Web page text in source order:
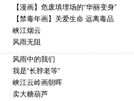
【漫画】危废填埋场的“华丽变身”
【禁毒年画】关爱生命 远离毒品
峡江烟云
风雨无阻
风雨中的我们
我是“长脖老等”
峡江云岭画朝晖
卖大糖葫芦